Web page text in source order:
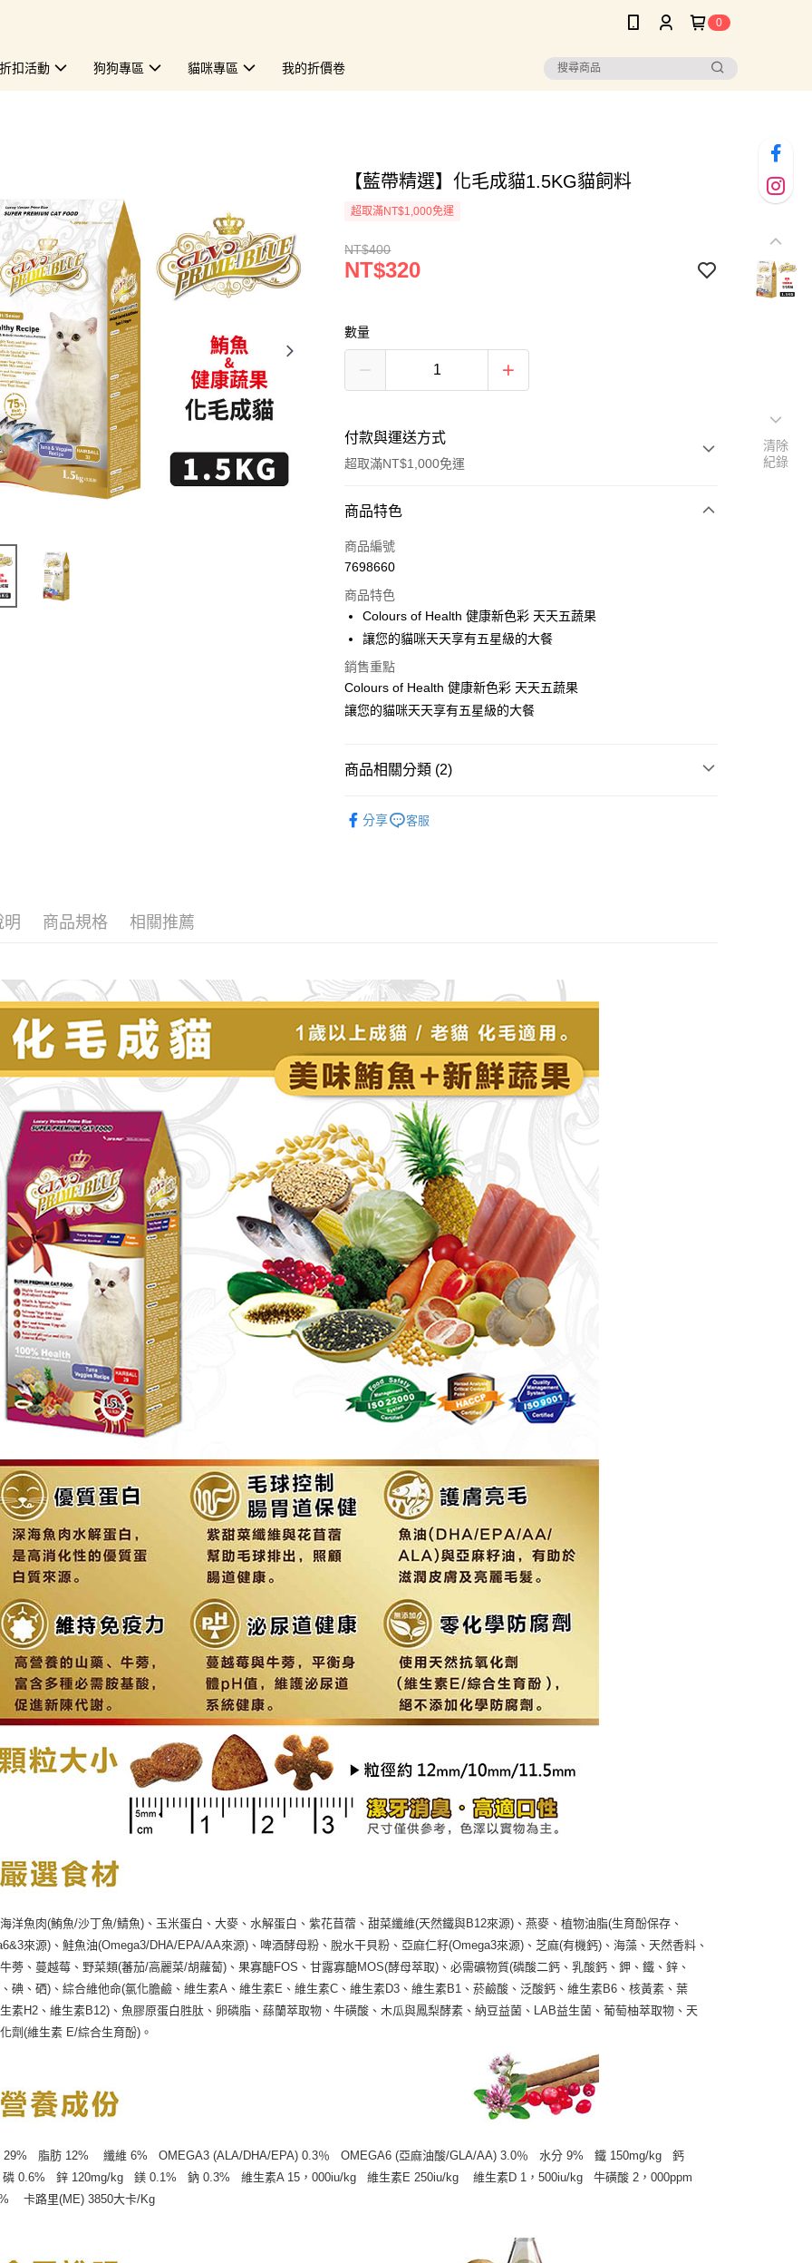
0
扣活動 狗狗專區 貓咪專區 我的折價卷
【藍帶精選】化毛成貓1.5KG貓飼料
超取滿NT$1,000免運
NT$400
NT$320
數量
付款與運送方式
超取滿NT$1,000免運
付款方式
信用卡一次付款
LINE Pay
Apple Pay
街口支付
悠遊付
每筆NT$100，滿NT$1,000(含以上)免運費
商品特色
商品編號
7698660
商品特色
Colours of Health 健康新色彩 天天五蔬果
讓您的貓咪天天享有五星級的大餐
銷售重點
Colours of Health 健康新色彩 天天五蔬果
讓您的貓咪天天享有五星級的大餐
商品相關分類 (2)
分享 客服
明 商品規格 相關推薦
洋魚肉(鮪魚/沙丁魚/鯖魚)、玉米蛋白、大麥、水解蛋白、紫花苜蓿、甜菜纖維(天然鐵與B12來源)、燕麥、植物油脂(生育酚保存、
來源)、鮭魚油(Omega3/DHA/EPA/AA來源)、啤酒酵母粉、脫水干貝粉、亞麻仁籽(Omega3來源)、芝麻(有機鈣)、海藻、天然香料、
蒡、蔓越莓、野菜類(蕃茄/高麗菜/胡蘿蔔)、果寡醣FOS、甘露寡醣MOS(酵母萃取)、必需礦物質(磷酸二鈣、乳酸鈣、鉀、鐵、鋅、
碘、硒)、綜合維他命(氯化膽鹼、維生素A、維生素E、維生素C、維生素D3、維生素B1、菸鹼酸、泛酸鈣、維生素B6、核黃素、葉
素H2、維生素B12)、魚膠原蛋白胜肽、卵磷脂、蕬蘭萃取物、牛磺酸、木瓜與鳳梨酵素、納豆益菌、LAB益生菌、葡萄柚萃取物、天
劑(維生素 E/綜合生育酚)。
29% 脂肪 12% 纖維 6% OMEGA3 (ALA/DHA/EPA) 0.3％ OMEGA6 (亞麻油酸/GLA/AA) 3.0％ 水分 9% 鐵 150mg/kg 鈣
0.6% 鋅 120mg/kg 鎂 0.1% 鈉 0.3% 維生素A 15，000iu/kg 維生素E 250iu/kg 維生素D 1，500iu/kg 牛磺酸 2，000ppm
卡路里(ME) 3850大卡/Kg
清除
紀錄